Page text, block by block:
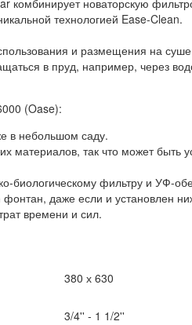
комбинирует новаторскую
технологией Ease-Clean.
и размещения на
в пруд, например, через
(Oase):
в небольшом саду.
материалов, так что может быть
биологическому фильтру и УФ-
даже если и установлен
времени и сил.
380 х 630
3/4'' - 1 1/2''